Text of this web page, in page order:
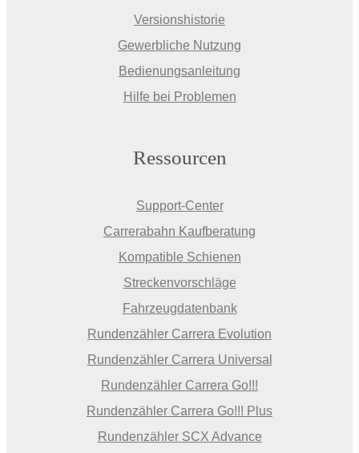
Versionshistorie
Gewerbliche Nutzung
Bedienungsanleitung
Hilfe bei Problemen
Ressourcen
Support-Center
Carrerabahn Kaufberatung
Kompatible Schienen
Streckenvorschläge
Fahrzeugdatenbank
Rundenzähler Carrera Evolution
Rundenzähler Carrera Universal
Rundenzähler Carrera Go!!!
Rundenzähler Carrera Go!!! Plus
Rundenzähler SCX Advance